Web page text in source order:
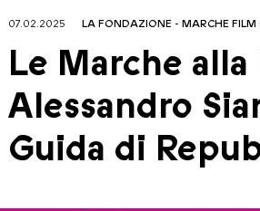
07.02.2025 LA FONDAZIONE - MARCHE
Le Marche alla
Alessandro
Guida di